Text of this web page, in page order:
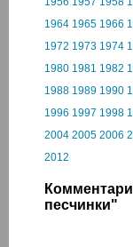
1964 1965 1966
1972 1973 1974
1980 1981 1982
1988 1989 1990
1996 1997 1998
2004 2005 2006
2012
песчинки"